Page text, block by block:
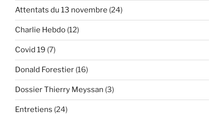
du
novembre
Attentats du 13 novembre (24)
Charlie Hebdo (12)
Covid 19 (7)
Donald Forestier (16)
Dossier Thierry Meyssan (3)
Entretiens (24)